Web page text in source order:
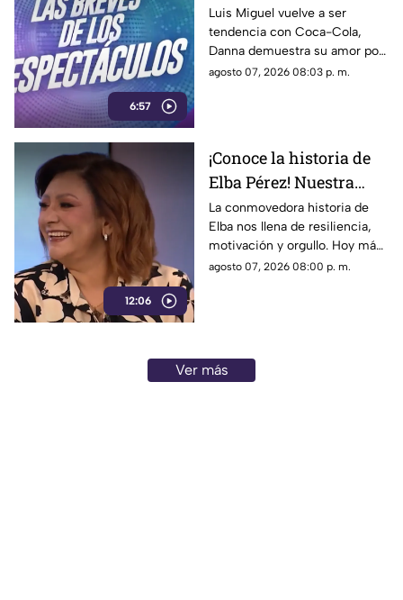
6:57
nostalgia, Danna canta
tema de Belinda y Paul
Alone estrena disco
Luis Miguel vuelve a ser
tendencia con Coca-Cola,
Danna demuestra su amor por
Belinda y Paul Alone revela los
agosto 07, 2026 08:03 p. m.
12:06
¡Conoce la historia de
Elba Pérez! Nuestra
nueva Reina en el foro
de 'Cada mañana'
La conmovedora historia de
Elba nos llena de resiliencia,
motivación y orgullo. Hoy más
que nunca brilla tanto por
agosto 07, 2026 08:00 p. m.
Ver más